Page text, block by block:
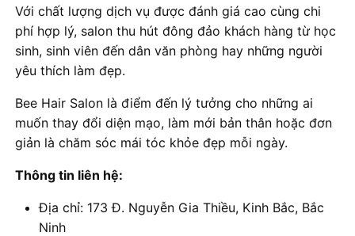
Với chất lượng dịch vụ được đánh giá cao cùng chi
phí hợp lý, salon thu hút đông đảo khách hàng từ học
sinh, sinh viên đến dân văn phòng hay những người
yêu thích làm đẹp.
Bee Hair Salon là điểm đến lý tưởng cho những ai
muốn thay đổi diện mạo, làm mới bản thân hoặc đơn
giản là chăm sóc mái tóc khỏe đẹp mỗi ngày.
Thông tin liên hệ:
Địa chỉ: 173 Đ. Nguyễn Gia Thiều, Kinh Bắc, Bắc
Ninh